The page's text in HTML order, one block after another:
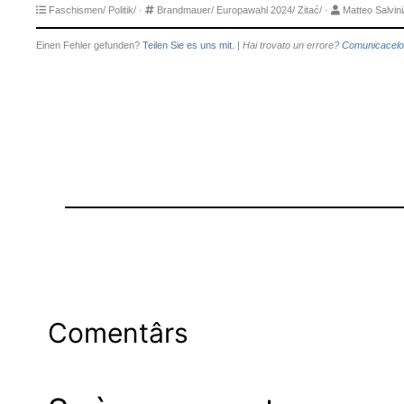
Faschismen/ Politik/ · Brandmauer/ Europawahl 2024/ Zitać/ · Matteo
Einen Fehler gefunden? Teilen Sie es uns mit. | Hai trovato un errore? Comunicacelo.
Comentârs